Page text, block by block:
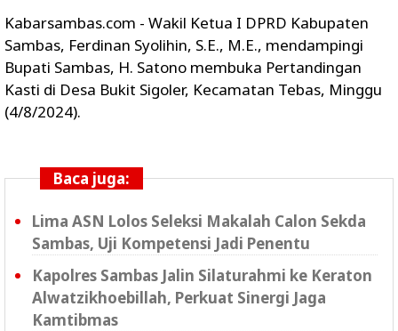
Kabarsambas.com - Wakil Ketua I DPRD Kabupaten
Sambas, Ferdinan Syolihin, S.E., M.E., mendampingi
Bupati Sambas, H. Satono membuka Pertandingan
Kasti di Desa Bukit Sigoler, Kecamatan Tebas, Minggu
(4/8/2024).
Baca juga:
Lima ASN Lolos Seleksi Makalah Calon Sekda
Sambas, Uji Kompetensi Jadi Penentu
Kapolres Sambas Jalin Silaturahmi ke Keraton
Alwatzikhoebillah, Perkuat Sinergi Jaga
Kamtibmas